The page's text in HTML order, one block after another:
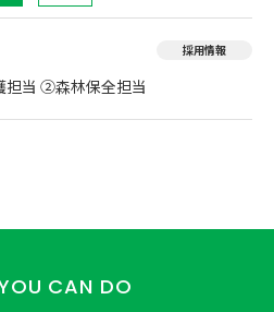
採用情報
担当 ②森林保全担当
CAN DO